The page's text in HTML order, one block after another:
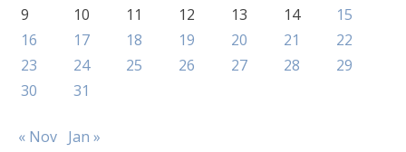
9
10 11 12 13 14
15
16
17 18 19 20 21
22
23
24 25 26 27 28
29
30
31
« Nov Jan »